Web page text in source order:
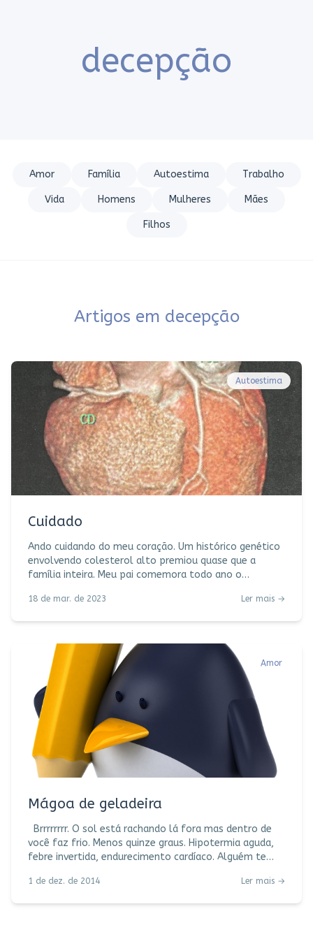
decepção
Amor Família Autoestima Trabalho
Vida Homens Mulheres Mães
Filhos
Artigos em decepção
Autoestima
Cuidado
Ando cuidando do meu coração. Um histórico genético
envolvendo colesterol alto premiou quase que a
família inteira. Meu pai comemora todo ano o
aqui. Um tio-avô pianista (também da linhagem
ecocardiograma, ergométrico e uma angiotomografia
coronariana. Foi além do triglicérides, LDL, HDL. Foi
cuidadoso. Foi nota mil. Dei a ele prontamen
18 de mar. de 2023 Ler mais →
Amor
Mágoa de geladeira
você faz frio. Menos quinze graus. Hipotermia aguda,
febre invertida, endurecimento cardíaco. Alguém te
na sua memória afetiva, arranhando o coração,
1 de dez. de 2014 Ler mais →